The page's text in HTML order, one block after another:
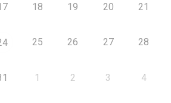
18 19 20 21
25 26 27 28
1 2 3 4